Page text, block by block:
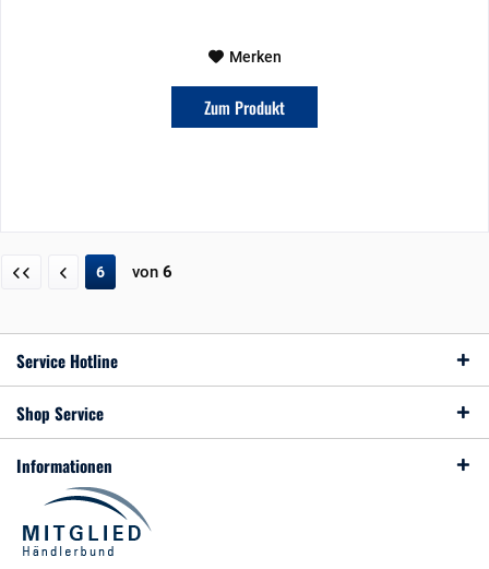
Merken
Zum Produkt
6 von 6
Service Hotline
Shop Service
Informationen